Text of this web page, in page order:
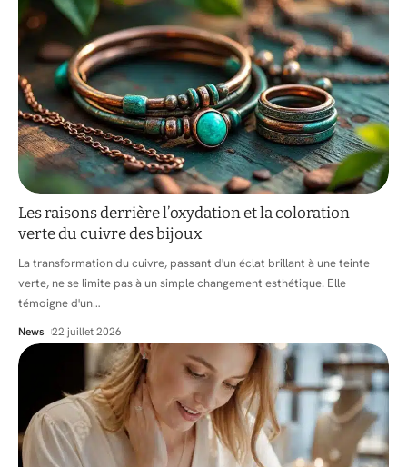
Les raisons derrière l’oxydation et la coloration
verte du cuivre des bijoux
La transformation du cuivre, passant d'un éclat brillant à une teinte
verte, ne se limite pas à un simple changement esthétique. Elle
témoigne d'un…
News 22 juillet 2026